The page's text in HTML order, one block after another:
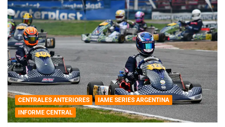
CENTRALES ANTERIORES
IAME SERIES ARGENTINA
INFORME CENTRAL